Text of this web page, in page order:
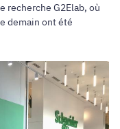
recherche G2Elab, où
demain ont été